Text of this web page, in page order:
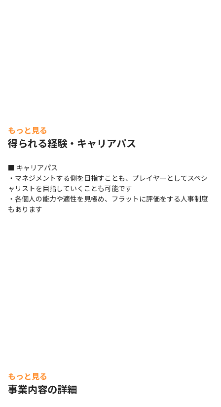
もっと見る
得られる経験・キャリアパス
■ キャリアパス
・マネジメントする側を目指すことも、プレイヤーとしてスペシ
ャリストを目指していくことも可能です
・各個人の能力や適性を見極め、フラットに評価をする人事制度
もあります
もっと見る
事業内容の詳細